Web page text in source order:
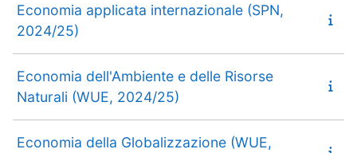
Economia applicata internazionale (SPN,
2024/25)
Economia dell'Ambiente e delle Risorse
Naturali (WUE, 2024/25)
Economia della Globalizzazione (WUE,